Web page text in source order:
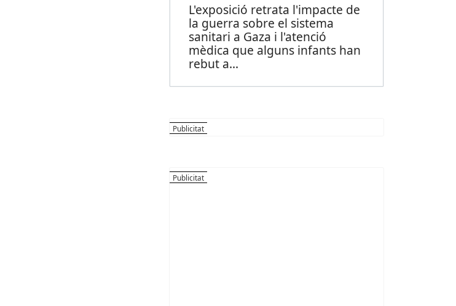
L'exposició retrata l'impacte de
la guerra sobre el sistema
sanitari a Gaza i l'atenció
mèdica que alguns infants han
rebut a...